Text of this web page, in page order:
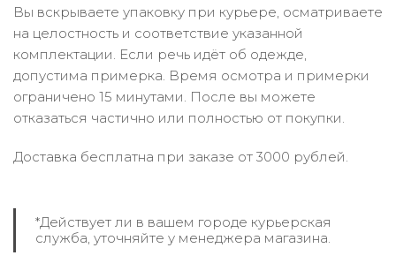
Вы вскрываете упаковку при курьере, осматриваете
на целостность и соответствие указанной
комплектации. Если речь идёт об одежде,
допустима примерка. Время осмотра и примерки
ограничено 15 минутами. После вы можете
отказаться частично или полностью от покупки.
Доставка бесплатна при заказе от 3000 рублей.
*Действует ли в вашем городе курьерская
служба, уточняйте у менеджера магазина.